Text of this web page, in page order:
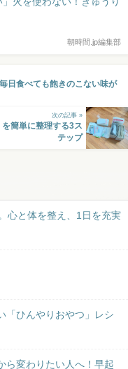
朝時間.jp編集部
日食べても飽きのこない味が
次の記事 »
簡単に整理する3ス
テップ
心と体を整え、1日を充実
「ひんやりおやつ」レシ
ら変わりたい人へ！早起